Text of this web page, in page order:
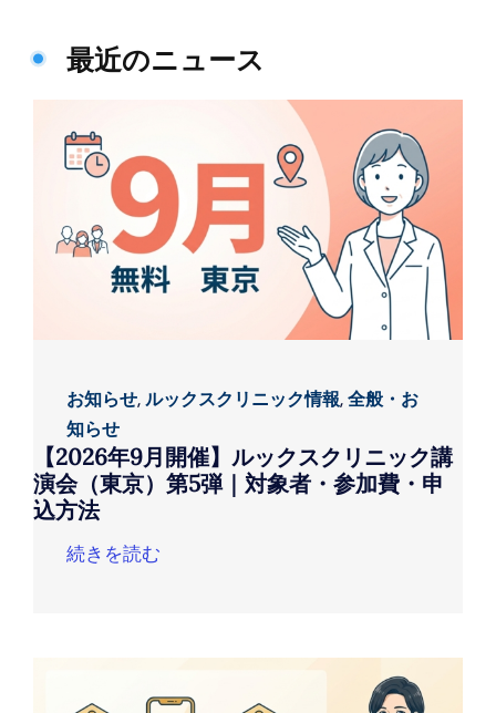
最近のニュース
お知らせ,ルックスクリニック情報,全般・お
知らせ
【2026年9月開催】ルックスクリニック講
演会（東京）第5弾｜対象者・参加費・申
込方法
続きを読む